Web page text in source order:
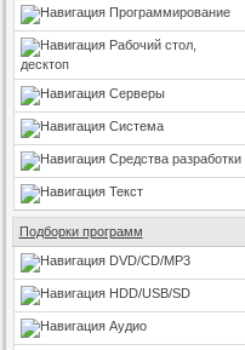
Программирование
Рабочий стол,
десктоп
Серверы
Система
Средства разработки
Текст
Подборки программ
DVD/CD/MP3
HDD/USB/SD
Аудио